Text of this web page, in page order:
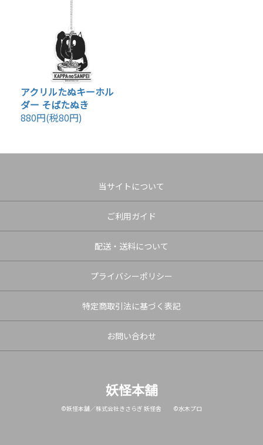
アクリルたぬキーホル
ダー そばたぬき
880円(税80円)
当サイトについて
ご利用ガイド
配送・送料について
プライバシーポリシー
特定商取引法に基づく表記
お問い合わせ
妖怪本舗
©妖怪本舗／株式会社きさらぎ 妖怪舎 ©水木プロ